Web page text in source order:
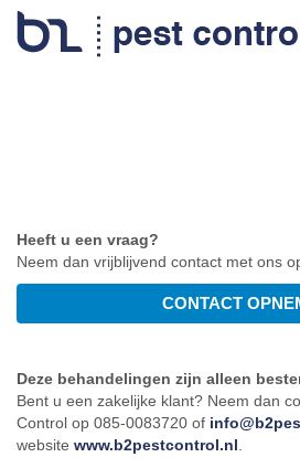
Heeft u een vraag?
Neem dan vrijblijvend contact met ons
Deze behandelingen zijn alleen
Bent u een zakelijke klant? Neem dan
Control op 085-0083720 of
website www.b2pestcontrol.nl.